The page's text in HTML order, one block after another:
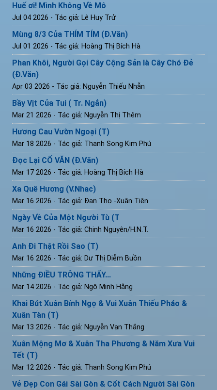
Huế ơi! Mình Không Về Mô
Jul 04 2026 - Tác giả: Lê Huy Trử
Mùng 8/3 Của THÍM TÍM (Đ.Văn)
Jul 01 2026 - Tác giả: Hoàng Thị Bích Hà
Phan Khôi, Người Gọi Cây Cộng Sản là Cây Chó Đẻ
(Đ.Văn)
Apr 03 2026 - Tác giả: Nguyễn Thiếu Nhẫn
Bầy Vịt Của Tui ( Tr. Ngắn)
Mar 21 2026 - Tác giả: Nguyễn Thị Thêm
Hương Cau Vườn Ngoại (T)
Mar 18 2026 - Tác giả: Thanh Song Kim Phú
Đọc Lại CỔ VĂN (Đ.Văn)
Mar 17 2026 - Tác giả: Hoàng Thị Bích Hà
Xa Quê Hương (V.Nhac)
Mar 16 2026 - Tác giả: Đan Thọ -Xuân Tiên
Ngày Về Của Một Người Tù (T
Mar 16 2026 - Tác giả: Chinh Nguyên/H.N.T.
Anh Đi Thật Rồi Sao (T)
Mar 16 2026 - Tác giả: Dư Thị Diễm Buồn
Những ĐIỀU TRÔNG THẤY...
Mar 14 2026 - Tác giả: Ngô Minh Hằng
Khai Bút Xuân Bính Ngọ & Vui Xuân Thiếu Pháo &
Xuân Tàn (T)
Mar 13 2026 - Tác giả: Nguyễn Vạn Thắng
Xuân Mộng Mơ & Xuân Tha Phương & Năm Xưa Vui
Tết (T)
Mar 12 2026 - Tác giả: Thanh Song Kim Phú
Vẻ Đẹp Con Gái Sài Gòn & Cốt Cách Người Sài Gòn